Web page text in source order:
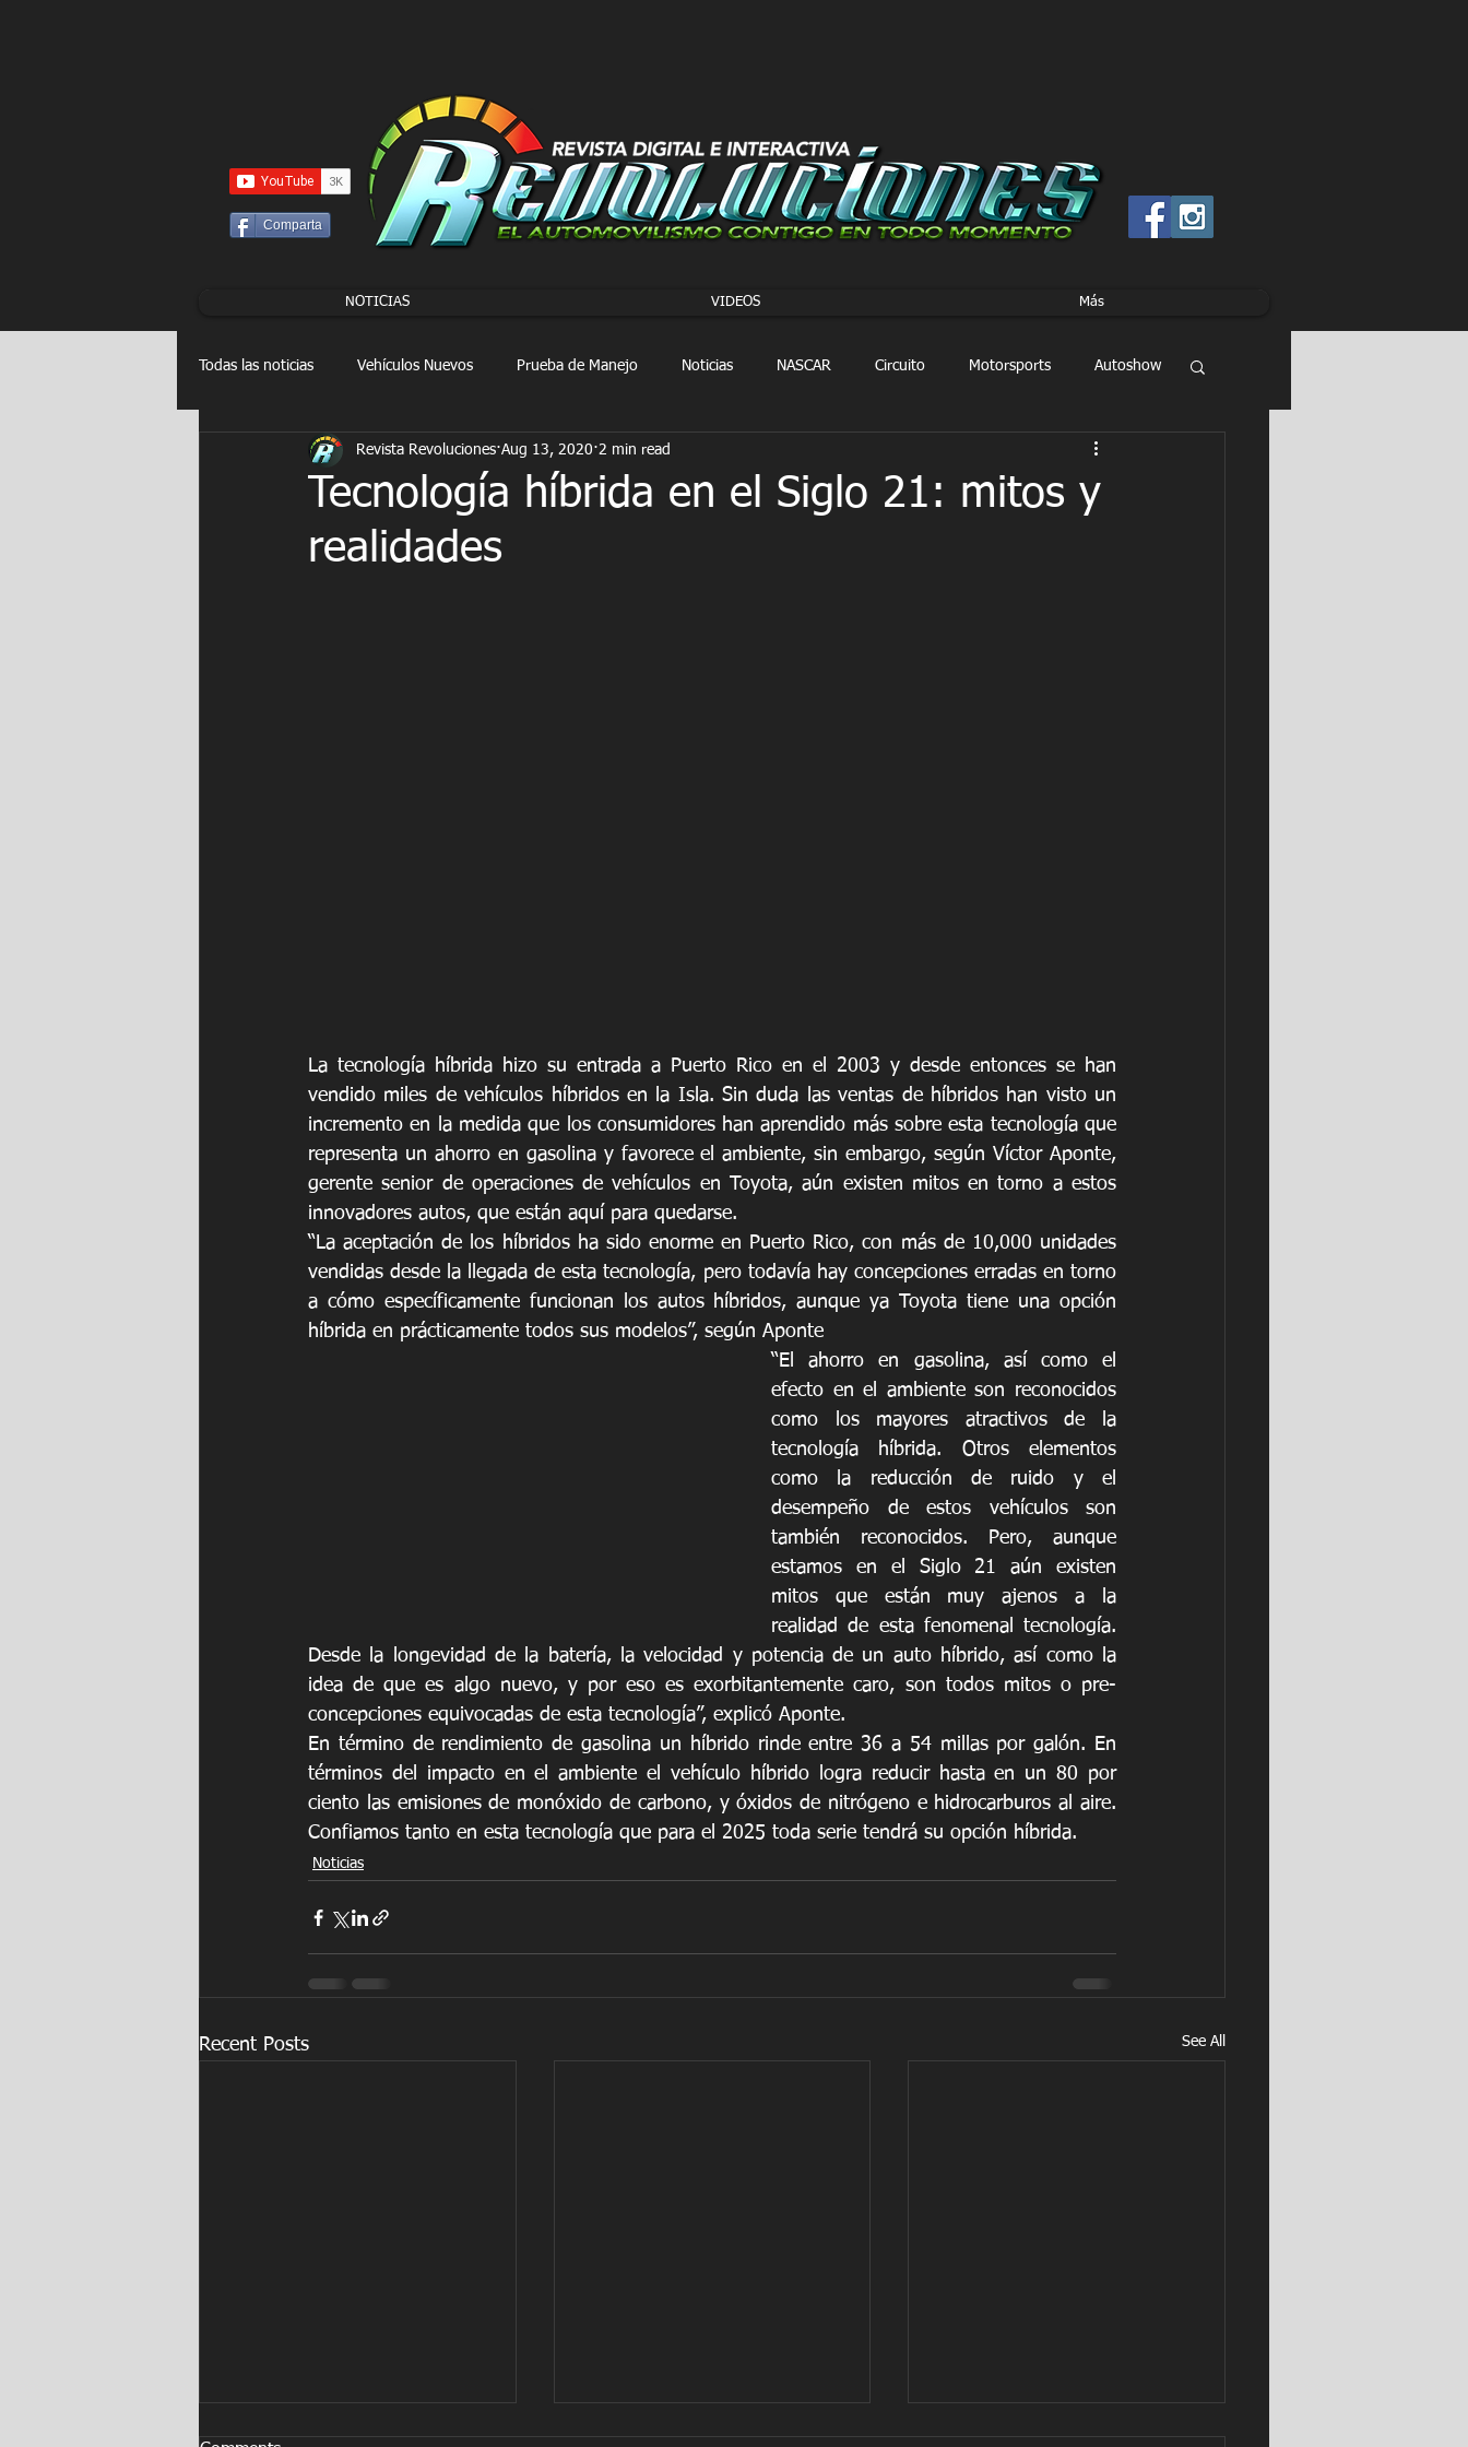
Comparta
NOTICIAS VIDEOS Más
Todas las noticias Vehículos Nuevos Prueba de Manejo Noticias NASCAR Circuito Motorsports Autoshow
Drag Racing FORMULA E FORMULA 1 Extreme E
Tecnología híbrida en el Siglo 21: mitos y
realidades
Revista Revoluciones Aug 13, 2020 2 min read
La tecnología híbrida hizo su entrada a Puerto Rico en el 2003 y desde entonces se han
vendido miles de vehículos híbridos en la Isla. Sin duda las ventas de híbridos han visto un
incremento en la medida que los consumidores han aprendido más sobre esta tecnología que
representa un ahorro en gasolina y favorece el ambiente, sin embargo, según Víctor Aponte,
gerente senior de operaciones de vehículos en Toyota, aún existen mitos en torno a estos
innovadores autos, que están aquí para quedarse.
“La aceptación de los híbridos ha sido enorme en Puerto Rico, con más de 10,000 unidades
vendidas desde la llegada de esta tecnología, pero todavía hay concepciones erradas en torno
a cómo específicamente funcionan los autos híbridos, aunque ya Toyota tiene una opción
híbrida en prácticamente todos sus modelos”, según Aponte
“El ahorro en gasolina, así como el
efecto en el ambiente son reconocidos
como los mayores atractivos de la
tecnología híbrida. Otros elementos
como la reducción de ruido y el
desempeño de estos vehículos son
también reconocidos. Pero, aunque
estamos en el Siglo 21 aún existen
mitos que están muy ajenos a la
realidad de esta fenomenal tecnología.
Desde la longevidad de la batería, la velocidad y potencia de un auto híbrido, así como la
idea de que es algo nuevo, y por eso es exorbitantemente caro, son todos mitos o pre-
concepciones equivocadas de esta tecnología”, explicó Aponte.
En término de rendimiento de gasolina un híbrido rinde entre 36 a 54 millas por galón. En
términos del impacto en el ambiente el vehículo híbrido logra reducir hasta en un 80 por
ciento las emisiones de monóxido de carbono, y óxidos de nitrógeno e hidrocarburos al aire.
Confiamos tanto en esta tecnología que para el 2025 toda serie tendrá su opción híbrida.
Noticias
Recent Posts See All